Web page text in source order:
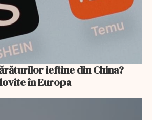
ieftine din China?
în Europa